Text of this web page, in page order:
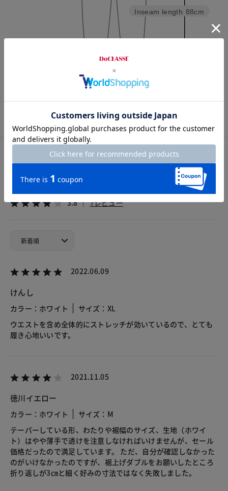
Inseam length 88cm
Hem width
S M L XL XXL
カスタマーレビュー
総合評価
3.8 7レビュー
2022.06.09
けんし
カラー：ホワイト
サイズ：XL
ウエストを含め全体的にストレッチが効いているので、とても
履き心地いいです。
2021.11.05
徳川イエロー
カラー：ホワイト
サイズ：M
テーパーしている形、わたりや裾幅のサイズ、生地（ホワイ
ト）はやや薄手で透けを注意しなければいけませんが、セール
価格だったので満足しています。 ただ、自分が確認しなかった
のがいけなかったのですが、裾上げダブルをお願いしたところ
折り返しが3㎝と細く好みの寸法ではなく失敗しました。